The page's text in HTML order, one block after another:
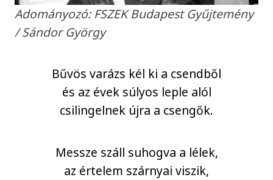
Adományozó: FSZEK Budapest Gyűjtemény
/ Sándor György
Bűvös varázs kél ki a csendből
és az évek súlyos leple alól
csilingelnek újra a csengők.
Messze száll suhogva a lélek,
az értelem szárnyai viszik,